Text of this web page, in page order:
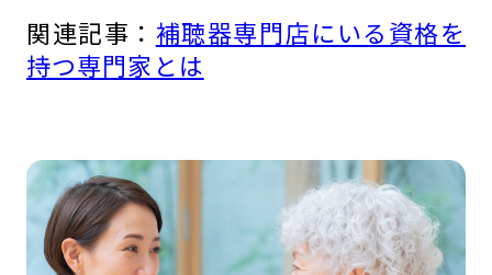
関連記事： 補聴器専門店にいる資格を
持つ専門家とは